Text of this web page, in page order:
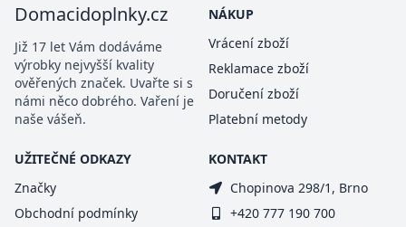
Domacidoplnky.cz
Již 17 let Vám dodáváme
výrobky nejvyšší kvality
ověřených značek. Uvařte si s
námi něco dobrého. Vaření je
naše vášeň.
NÁKUP
Vrácení zboží
Reklamace zboží
Doručení zboží
Platební metody
UŽITEČNÉ ODKAZY
Značky
Obchodní podmínky
KONTAKT
Chopinova 298/1, Brno
+420 777 190 700